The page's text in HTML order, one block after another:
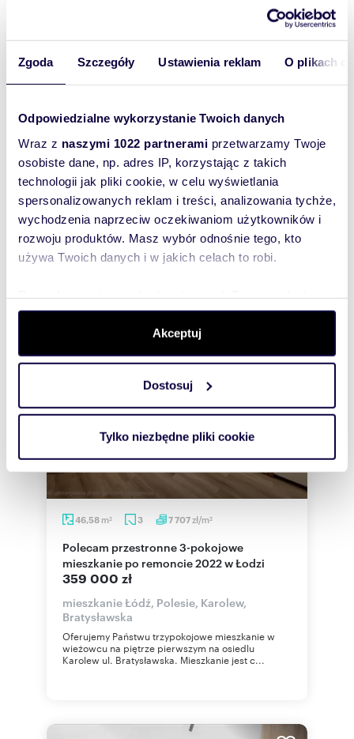
Zgoda Szczegóły Ustawienia reklam O plikach
Odpowiedzialne wykorzystanie Twoich danych
Wraz z naszymi 1022 partnerami przetwarzamy Twoje
osobiste dane, np. adres IP, korzystając z takich
technologii jak pliki cookie, w celu wyświetlania
spersonalizowanych reklam i treści, analizowania tychże,
wychodzenia naprzeciw oczekiwaniom użytkowników i
rozwoju produktów. Masz wybór odnośnie tego, kto
używa Twoich danych i w jakich celach to robi.
dane są przetwarzane oraz ustaw własne preferencje w
. W Deklaracji plików cookie możesz
zmienić lub wycofać swoją zgodę w dowolnej chwili.
Wykorzystujemy pliki cookie do spersonalizowania treści
i reklam, aby oferować funkcje społecznościowe i
korzystasz z naszej witryny, udostępniamy partnerom
Partnerzy mogą połączyć te informacje z innymi danymi
otrzymanymi od Ciebie lub uzyskanymi podczas
korzystania z ich usług.
Akceptuj
Dostosuj
Tylko niezbędne pliki cookie
przy Politechnice
mieszkanie Łódź, Polesie, Radwańska
Sprzedam pilnie mieszkanie, kawalerke w centrum
Łodzi przy Politechnice,obok park Poniatowskiego.
Kawalerka po remoncie, zamykan...
WYRÓŻNIONE
46,58 m2 3 7 707zł/m2
Polecam przestronne 3-pokojowe
mieszkanie po remoncie 2022 w Łodzi
359 000 zł
mieszkanie Łódź, Polesie, Karolew,
Bratysławska
Oferujemy Państwu trzypokojowe mieszkanie w
wieżowcu na piętrze pierwszym na osiedlu
Karolew ul. Bratysławska. Mieszkanie jest c...